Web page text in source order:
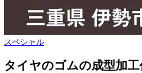
スペシャル
タイヤのゴムの成型加